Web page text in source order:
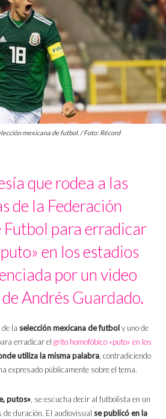
mexicana de futbol. / Foto: Récord
que rodea a las
de la Federación
Futbol para erradicar
en los estadios
por un video
Andrés Guardado.
la selección mexicana de futboly uno de
erradicar el grito homofóbico «puto» en los
utiliza la misma palabra, contradiciendo
expresado públicamente sobre el tema.
putos», se escucha decir al futbolista en un
de duración. El audiovisual se publicó en la